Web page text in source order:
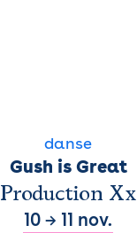
danse
Gush is Great
Production Xx
10 → 11 nov.